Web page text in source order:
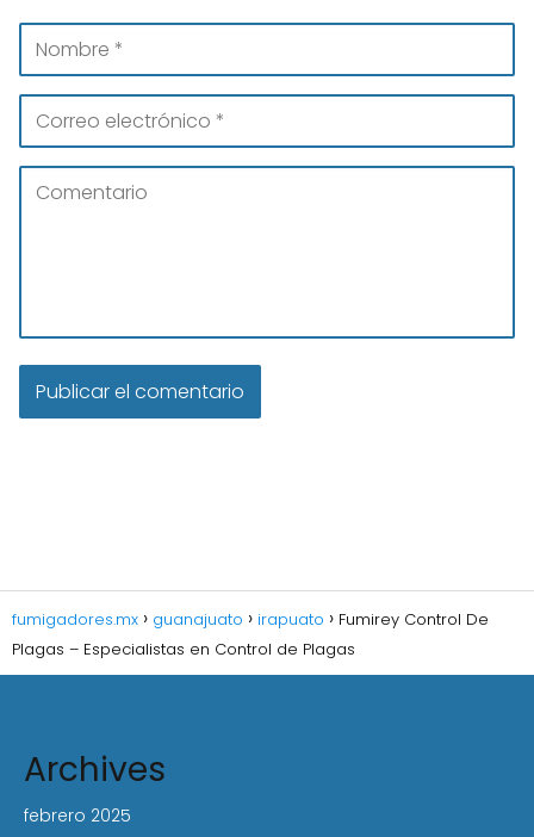
fumigadores.mx guanajuato irapuato
Fumirey Control De
Plagas – Especialistas en Control de Plagas
Archives
febrero 2025